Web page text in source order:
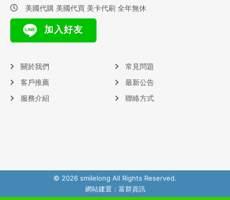
美國代購 美國代買 美卡代刷 全年無休
加入好友
關於我們
客戶推薦
服務介紹
常見問題
最新公告
聯絡方式
© 2026 smilelong All Rights Reserved.
網站建置： 富群資訊